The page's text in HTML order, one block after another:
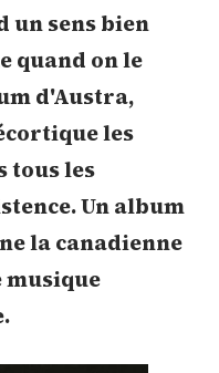
un sens bien
quand on le
d'Austra,
les
tous les
Un album
la canadienne
musique